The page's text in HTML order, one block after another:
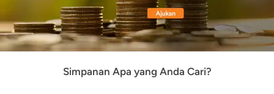
Simpanan Apa yang Anda Cari?